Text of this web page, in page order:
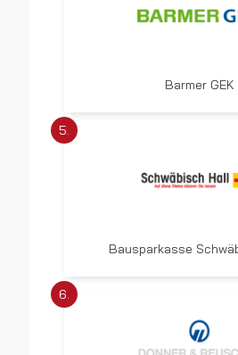
Barmer GEK
5.
Bausparkasse
6.